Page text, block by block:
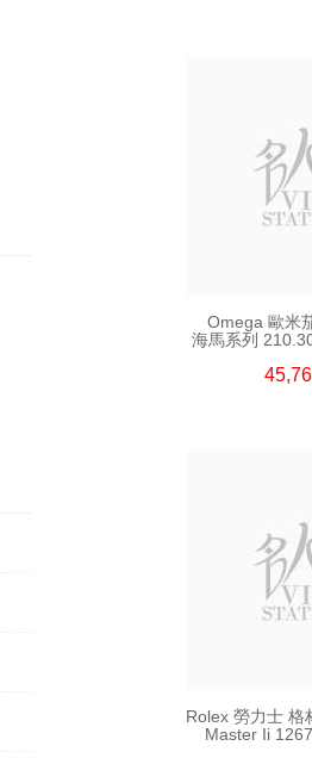
Omega 歐米
海馬系列
Rolex 勞力士 格
Master Ii